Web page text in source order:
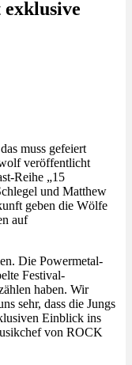
muss gefeiert
veröffentlicht
Reihe „15
und Matthew
geben die Wölfe
auf
Die Powermetal-
Festival-
haben. Wir
sehr, dass die Jungs
Einblick ins
von ROCK